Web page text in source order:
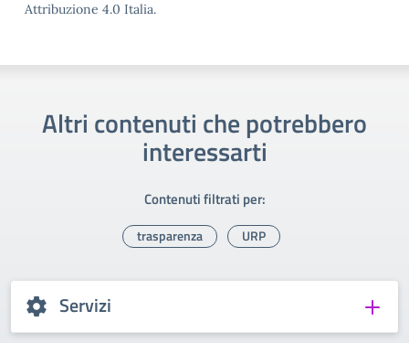
Attribuzione 4.0 Italia.
Altri contenuti che potrebbero
interessarti
Contenuti filtrati per:
trasparenza URP
Servizi